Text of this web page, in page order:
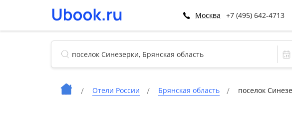
Москва +7 (495) 642-4713
Отели России Брянская область поселок